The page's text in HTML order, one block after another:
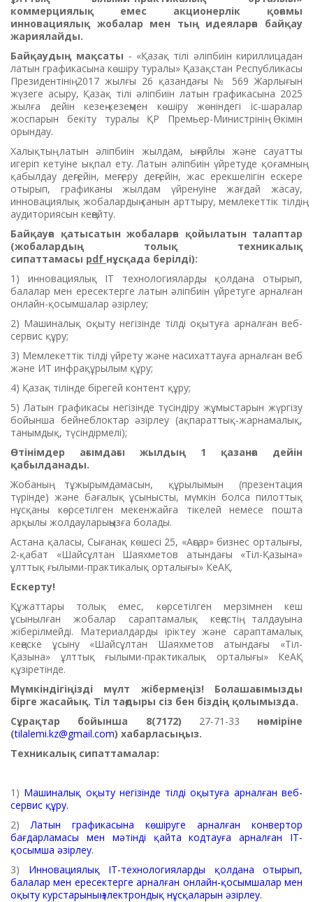
коммерциялық емес акционерлік қоғамы
инновациялық жобалар мен тың идеяларға байқау
жариялайды.
Байқаудың мақсаты - «Қазақ тілі әліпбиін кириллицадан
латын графикасына көшіру туралы» Қазақстан Республикасы
Президентінің 2017 жылғы 26 қазандағы № 569 Жарлығын
жүзеге асыру, Қазақ тілі әліпбиін латын графикасына 2025
жылға дейін кезең-кезеңмен көшіру жөніндегі іс-шаралар
жоспарын бекіту туралы ҚР Премьер-Министрінің Өкімін
орындау.
Халықтың латын әліпбиін жылдам, ыңғайлы және сауатты
игеріп кетуіне ықпал ету. Латын әліпбиін үйретуде қоғамның
қабылдау деңгейін, меңгеру деңгейін, жас ерекшелігін ескере
отырып, графиканы жылдам үйренуіне жағдай жасау,
инновациялық жобалардың санын арттыру, мемлекеттік тілдің
аудиториясын кеңейту.
Байқауға қатысатын жобаларға қойылатын талаптар
(жобалардың толық техникалық
сипаттамасы pdf нұсқада берілді):
1) инновациялық IT технологияларды қолдана отырып,
балалар мен ересектерге латын әліпбиін үйретуге арналған
онлайн-қосымшалар әзірлеу;
2) Машиналық оқыту негізінде тілді оқытуға арналған веб-
сервис құру;
3) Мемлекеттік тілді үйрету және насихаттауға арналған веб
және ИТ инфрақұрылым құру;
4) Қазақ тілінде бірегей контент құру;
5) Латын графикасы негізінде түсіндіру жұмыстарын жүргізу
бойынша бейнеблоктар әзірлеу (ақпараттық-жарнамалық,
танымдық, түсіндірмелі);
Өтінімдер ағымдағы жылдың 1 қазанға дейін
қабылданады.
Жобаның тұжырымдамасын, құрылымын (презентация
түрінде) және бағалық ұсынысты, мүмкін болса пилоттық
нұсқаны көрсетілген мекенжайға тікелей немесе пошта
арқылы жолдауларыңызға болады.
Астана қаласы, Сығанақ көшесі 25, «Аңсар» бизнес орталығы,
2-қабат «Шайсұлтан Шаяхметов атындағы «Тіл-Қазына»
ұлттық ғылыми-практикалық орталығы» КеАҚ.
Ескерту!
Құжаттары толық емес, көрсетілген мерзімнен кеш
ұсынылған жобалар сараптамалық кеңестің талдауына
жіберілмейді. Материалдарды іріктеу және сараптамалық
кеңеске ұсыну «Шайсұлтан Шаяхметов атындағы «Тіл-
Қазына» ұлттық ғылыми-практикалық орталығы» КеАҚ
құзіретінде.
Мүмкіндігіңізді мүлт жібермеңіз! Болашағымызды
бірге жасайық. Тіл тағдыры сіз бен біздің қолымызда.
Сұрақтар бойынша 8(7172) 27-71-33 нөміріне
(tilalemi.kz@gmail.com) хабарласыңыз.
Техникалық сипаттамалар:
1) Машиналық оқыту негізінде тілді оқытуға арналған веб-
сервис құру.
2) Латын графикасына көшіруге арналған конвертор
бағдарламасы мен мәтінді қайта кодтауға арналған IT-
қосымша әзірлеу.
3) Инновациялық IT-технологияларды қолдана отырып,
балалар мен ересектерге арналған онлайн-қосымшалар мен
оқыту курстарының электрондық нұсқаларын әзірлеу.